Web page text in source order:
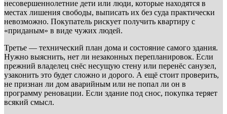
несовершеннолетние дети или люди, которые находятся в
местах лишения свободы, выписать их без суда практически
невозможно. Покупатель рискует получить квартиру с
«приданым» в виде чужих людей.
Третье — технический план дома и состояние самого здания.
Нужно выяснить, нет ли незаконных перепланировок. Если
прежний владелец снёс несущую стену или перенёс санузел,
узаконить это будет сложно и дорого. А ещё стоит проверить,
не признан ли дом аварийным или не попал ли он в
программу реновации. Если здание под снос, покупка теряет
всякий смысл.